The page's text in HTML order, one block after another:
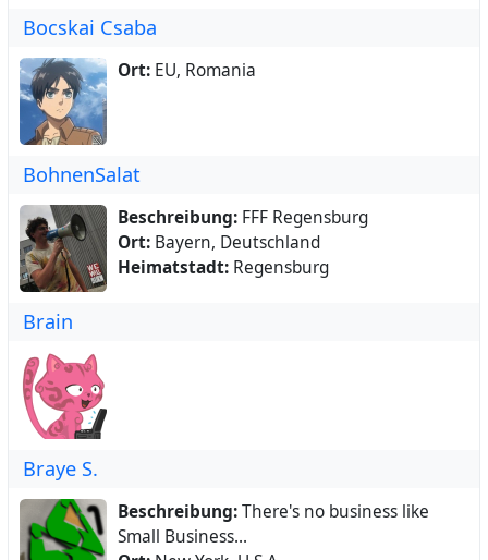
Bocskai Csaba
Ort: EU, Romania
BohnenSalat
Beschreibung: FFF Regensburg
Ort: Bayern, Deutschland
Heimatstadt: Regensburg
Brain
Braye S.
Beschreibung:There's no business like
Small Business...